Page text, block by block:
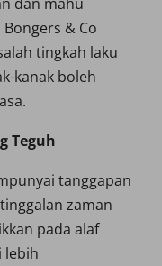
& Co
tingkah laku
kanak boleh
Teguh
tanggapan
zaman
pada alaf
lebih